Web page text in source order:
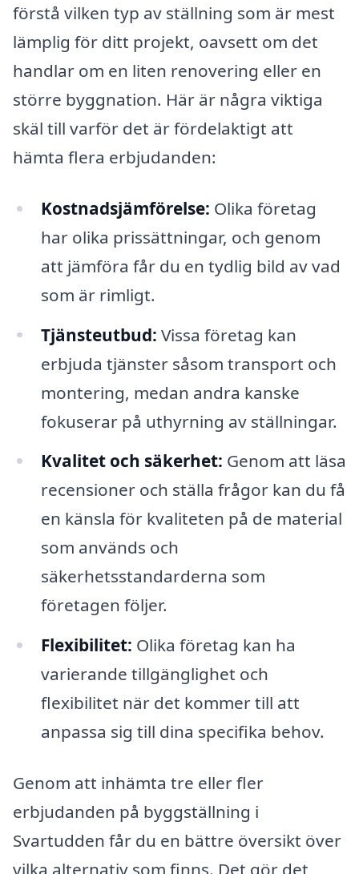
förstå vilken typ av ställning som är mest
lämplig för ditt projekt, oavsett om det
handlar om en liten renovering eller en
större byggnation. Här är några viktiga
skäl till varför det är fördelaktigt att
hämta flera erbjudanden:
Kostnadsjämförelse: Olika företag
har olika prissättningar, och genom
att jämföra får du en tydlig bild av vad
som är rimligt.
Tjänsteutbud: Vissa företag kan
erbjuda tjänster såsom transport och
montering, medan andra kanske
fokuserar på uthyrning av ställningar.
Kvalitet och säkerhet: Genom att läsa
recensioner och ställa frågor kan du få
en känsla för kvaliteten på de material
som används och
säkerhetsstandarderna som
företagen följer.
Flexibilitet: Olika företag kan ha
varierande tillgänglighet och
flexibilitet när det kommer till att
anpassa sig till dina specifika behov.
Genom att inhämta tre eller fler
erbjudanden på byggställning i
Svartudden får du en bättre översikt över
vilka alternativ som finns. Det gör det